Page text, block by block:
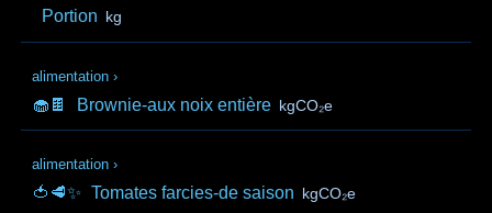
Portion kg
alimentation ›
🧁🍫 Brownie-aux noix entière kgCO₂e
alimentation ›
🍅🥩✨ Tomates farcies-de saison kgCO₂e